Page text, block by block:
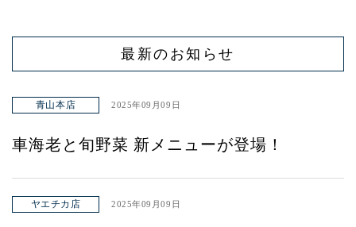
最新のお知らせ
青山本店 2025年09月09日
車海老と旬野菜 新メニューが登場！
ヤエチカ店 2025年09月09日